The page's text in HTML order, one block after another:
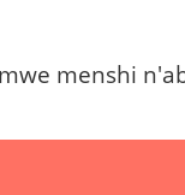
menshi